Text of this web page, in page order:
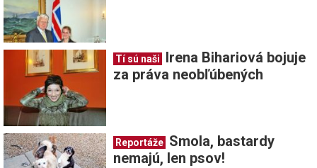
Tí sú naši
Irena Bihariová bojuje
za práva neobľúbených
Reportáže Smola, bastardy
nemajú, len psov!